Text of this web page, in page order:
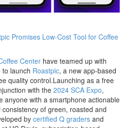
Promises Low-Cost Tool for Coffee
Center have teamed up with
to launch Roastpic, a new app-based
quality control.Launching as a free
with the 2024 SCA Expo,
anyone with a smartphone actionable
of green, roasted and
by certified Q graders and